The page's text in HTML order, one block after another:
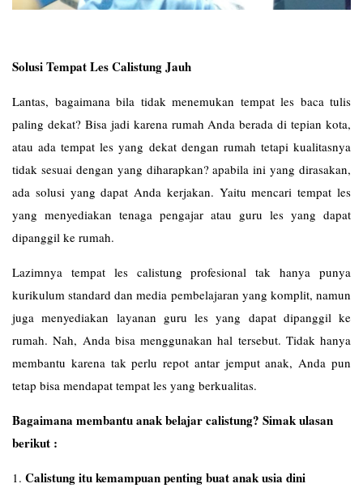
Solusi Tempat Les Calistung Jauh
Lantas, bagaimana bila tidak menemukan tempat les baca tulis
paling dekat? Bisa jadi karena rumah Anda berada di tepian kota,
atau ada tempat les yang dekat dengan rumah tetapi kualitasnya
tidak sesuai dengan yang diharapkan? apabila ini yang dirasakan,
ada solusi yang dapat Anda kerjakan. Yaitu mencari tempat les
yang menyediakan tenaga pengajar atau guru les yang dapat
dipanggil ke rumah.
Lazimnya tempat les calistung profesional tak hanya punya
kurikulum standard dan media pembelajaran yang komplit, namun
juga menyediakan layanan guru les yang dapat dipanggil ke
rumah. Nah, Anda bisa menggunakan hal tersebut. Tidak hanya
membantu karena tak perlu repot antar jemput anak, Anda pun
tetap bisa mendapat tempat les yang berkualitas.
Bagaimana membantu anak belajar calistung? Simak ulasan
berikut :
1. Calistung itu kemampuan penting buat anak usia dini